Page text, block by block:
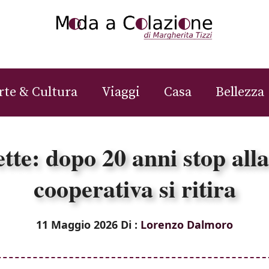
& Cultura Viaggi Casa Bellezza
dopo 20 anni stop
cooperativa si ritira
11 Maggio 2026 Di : Lorenzo Dalmoro